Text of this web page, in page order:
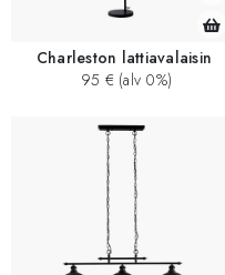
Charleston lattiavalaisin
95 € (alv 0%)